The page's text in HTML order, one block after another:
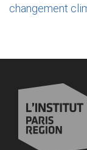
changement